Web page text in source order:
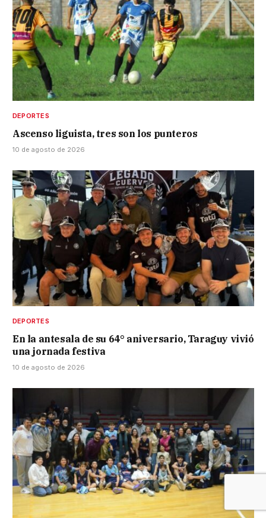
DEPORTES
Ascenso liguista, tres son los punteros
10 de agosto de 2026
DEPORTES
En la antesala de su 64° aniversario, Taraguy vivió
una jornada festiva
10 de agosto de 2026